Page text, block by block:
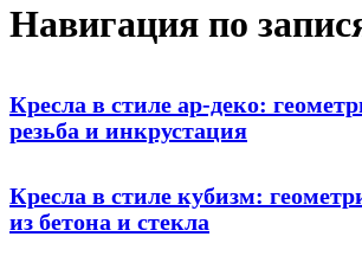
Навигация по
Кресла в стиле ар-деко:
резьба и инкрустация
Кресла в стиле кубизм:
из бетона и стекла